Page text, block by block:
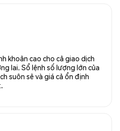
khoản cao cho cả giao dịch
lai. Sổ lệnh số lượng lớn của
suôn sẻ và giá cả ổn định